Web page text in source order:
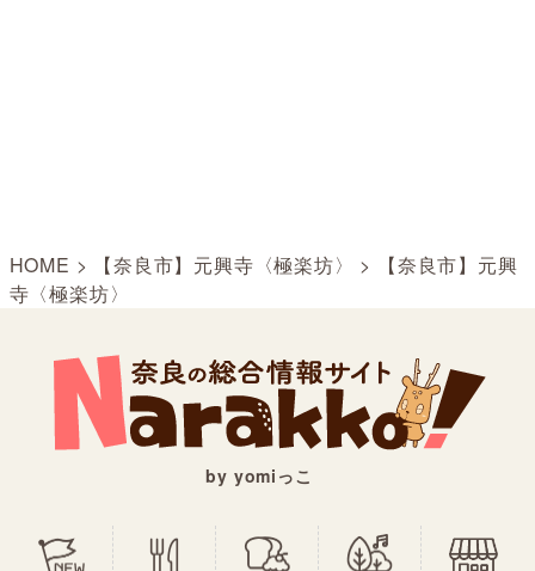
HOME > 【奈良市】元興寺〈極楽坊〉 >
【奈良市】元興
寺〈極楽坊〉
by yomiっこ